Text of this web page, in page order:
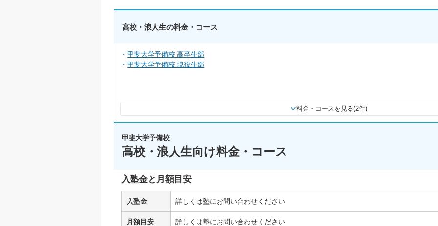
高校・浪人生の料金・コース
甲斐大学予備校 高卒生部
甲斐大学予備校 現役生部
料金・コースを見る(2件)
甲斐大学予備校
高校・浪人生向け料金・コース
入塾金と月額目安
入塾金 詳しくは塾にお問い合わせください
月額目安 詳しくは塾にお問い合わせください